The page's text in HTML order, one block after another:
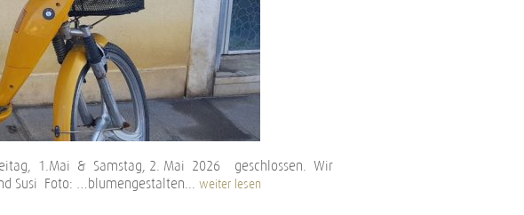
1.Mai & Samstag, 2. Mai 2026 geschlossen. Wir
Susi Foto: …blumengestalten... weiter lesen